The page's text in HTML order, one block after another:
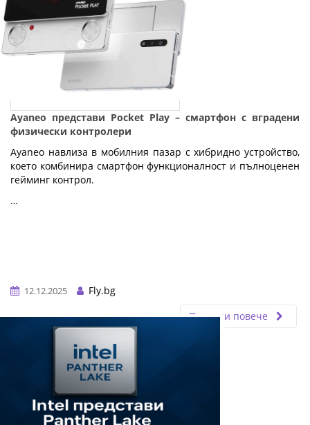
Ayaneo представи Pocket Play – смартфон с вградени
физически контролери
Ayaneo навлиза в мобилния пазар с хибридно устройство,
което комбинира смартфон функционалност и пълноценен
гейминг контрол.
…
12.12.2025
Fly.bg
Прочети повече